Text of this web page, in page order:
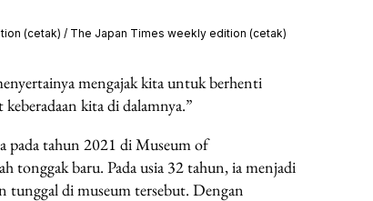
(cetak) / The Japan Times weekly edition (cetak)
mengajak kita untuk berhenti
kita di dalamnya.”
pada tahun 2021 di Museum of
tonggak baru. Pada usia 32 tahun, ia menjadi
tunggal di museum tersebut. Dengan